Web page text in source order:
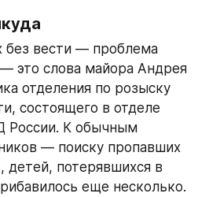
без вести — проблема
это слова майора Андрея
отделения по розыску
состоящего в отделе
России. К обычным
— поиску пропавших
детей, потерявшихся в
еще несколько.